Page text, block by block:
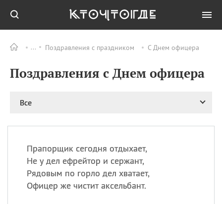
Поздравления с праздником С Днем офицера
Поздравления с Днем офицера
Все
Прапорщик сегодня отдыхает,
Не у дел ефрейтор и сержант,
Рядовым по горло дел хватает,
Офицер же чистит аксельбант.
ПРАЗДНИКИ Все
11.08 Рождество святителя
Николая Чудотворца
праздник
жертвоприношения
12.08 День
Военно‑воздушных сил
(День ВВС) РФ